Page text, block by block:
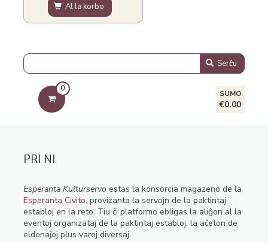
Al la korbo
Serĉu
0
SUMO
€0.00
PRI NI
Esperanta Kulturservo estas la konsorcia magazeno de la
Esperanta Civito, provizanta la servojn de la paktintaj
establoj en la reto. Tiu ĉi platformo ebligas la aliĝon al la
eventoj organizataj de la paktintaj establoj, la aĉeton de
eldonaĵoj plus varoj diversaj.